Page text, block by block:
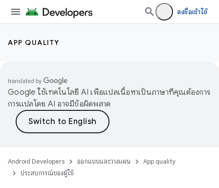
ลงชื่อเข้าใช้
APP QUALITY
Google ใช้เทคโนโลยี AI เพื่อแปลเนื้อหาเป็นภาษาที่คุณต้องการ
การแปลโดย AI อาจมีข้อผิดพลาด
Android Developers ออกแบบและวางแผน
App quality
ประสบการณ์ของผู้ใช้